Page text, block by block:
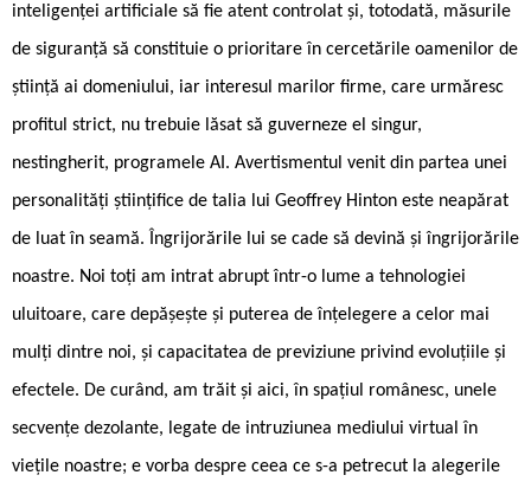
inteligenței artificiale să fie atent controlat și, totodată, măsurile
de siguranță să constituie o prioritare în cercetările oamenilor de
știință ai domeniului, iar interesul marilor firme, care urmăresc
profitul strict, nu trebuie lăsat să guverneze el singur,
nestingherit, programele AI. Avertismentul venit din partea unei
personalități științifice de talia lui Geoffrey Hinton este neapărat
de luat în seamă. Îngrijorările lui se cade să devină și îngrijorările
noastre. Noi toți am intrat abrupt într-o lume a tehnologiei
uluitoare, care depășește și puterea de înțelegere a celor mai
mulți dintre noi, și capacitatea de previziune privind evoluțiile și
efectele. De curând, am trăit și aici, în spațiul românesc, unele
secvențe dezolante, legate de intruziunea mediului virtual în
viețile noastre; e vorba despre ceea ce s-a petrecut la alegerile